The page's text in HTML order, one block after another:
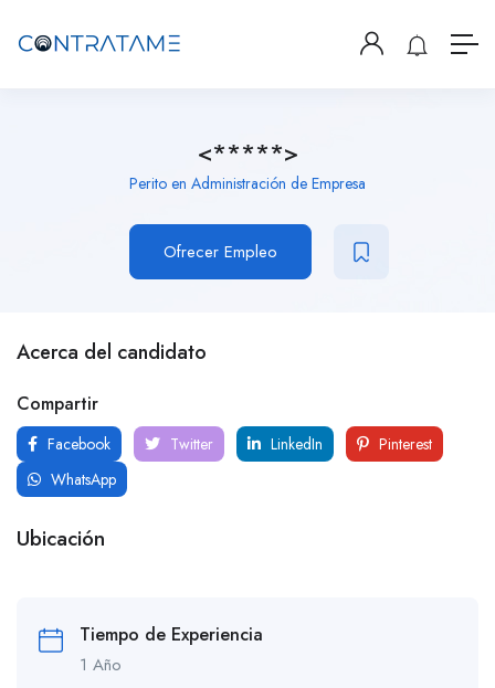
<*****>
Perito en Administración de Empresa
Ofrecer Empleo
Acerca del candidato
Compartir
Facebook Twitter LinkedIn
Pinterest
WhatsApp
Ubicación
Tiempo de Experiencia
1 Año